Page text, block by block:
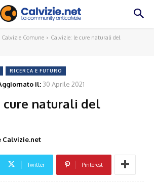
Calvizie Comune
Calvizie: le cure naturali del
RICERCA E FUTURO
il: 30 Aprile 2021
cure naturali del
Calvizie.net
Twitter Pinterest